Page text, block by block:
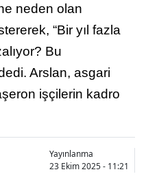
neden olan
“Bir yıl fazla
Bu
Arslan, asgari
işçilerin kadro
Yayınlanma
23 Ekim 2025 - 11:21